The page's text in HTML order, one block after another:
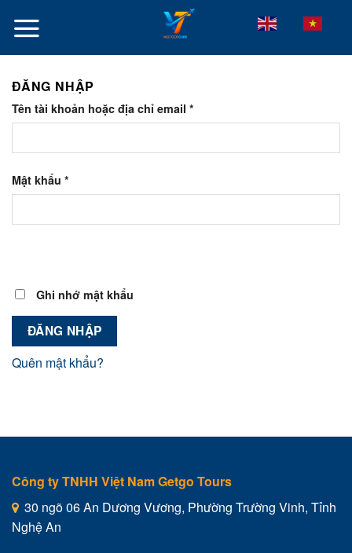
ĐĂNG NHẬP
Tên tài khoản hoặc địa chỉ email *
Mật khẩu *
Ghi nhớ mật khẩu
ĐĂNG NHẬP
Quên mật khẩu?
Công ty TNHH Việt Nam Getgo Tours
30 ngõ 06 An Dương Vương, Phường Trường Vinh, Tỉnh
Nghệ An